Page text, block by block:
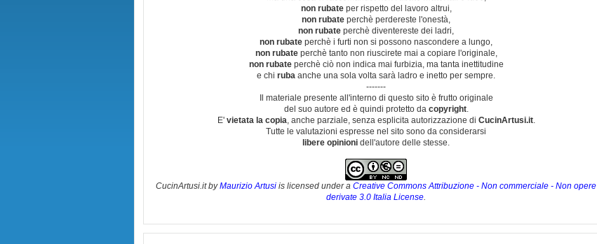
non rubateper rispetto del lavoro altrui,
non rubate perchè perdereste l'onestà,
non rubate perchè diventereste dei ladri,
non rubate perchè i furti non si possono nascondere a lungo,
non rubateperchè tanto non riuscirete mai a copiare l'originale,
non rubateperchè ciò non indica mai furbizia, ma tanta inettitudine
e chi ruba anche una sola volta sarà ladro e inetto per sempre.
-------
Il materiale presente all'interno di questo sito è frutto originale
del suo autore ed è quindi protetto da copyright.
E' vietata la copia, anche parziale, senza esplicita autorizzazione di CucinArtusi.it.
Tutte le valutazioni espresse nel sito sono da considerarsi
libere opinioni dell'autore delle stesse.
CucinArtusi.itbyMaurizio Artusi is licensed under a Creative Commons Attribuzione - Non commerciale - Non opere
derivate 3.0 Italia License.